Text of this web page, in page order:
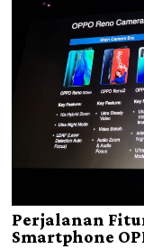
Perjalanan
Smartphone